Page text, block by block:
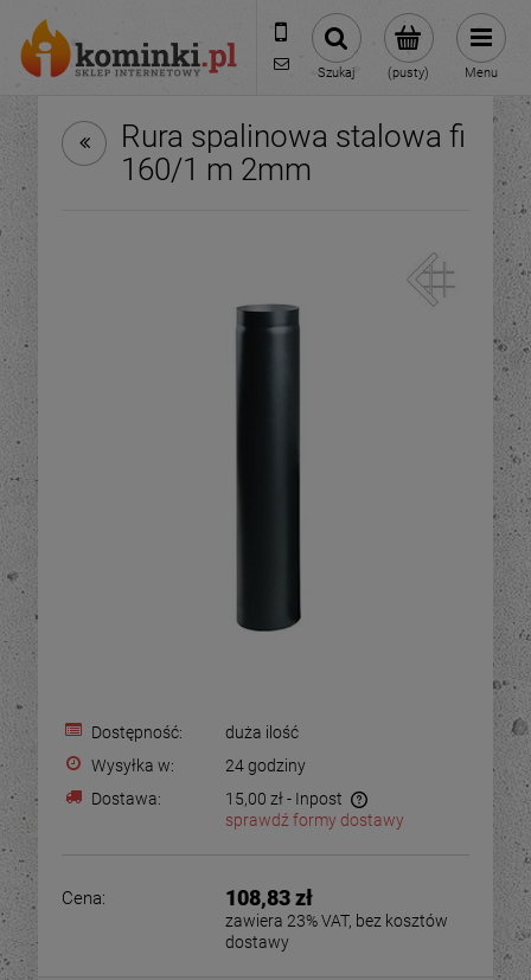
601954074
biuro@ikominki.pl
(pusty)
Szukaj Menu
Rura spalinowa stalowa fi
160/1 m 2mm
Dostępność:
duża ilość
Wysyłka w:
24 godziny
Dostawa:
15,00 zł - Inpost
sprawdź formy dostawy
Cena: 108,83 zł
zawiera 23% VAT, bez kosztów
dostawy